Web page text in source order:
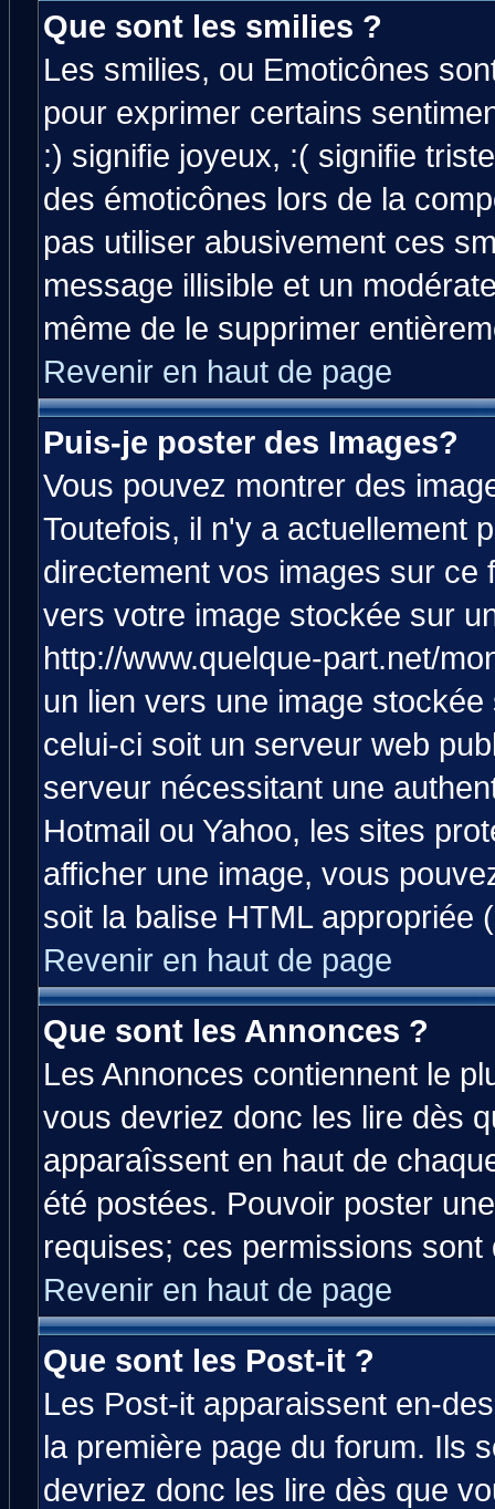
Que sont les smilies ?
Les smilies, ou Emoticônes
pour exprimer certains
:) signifie joyeux, :( signifie
des émoticônes lors de la
pas utiliser abusivement ces
message illisible et un
même de le supprimer
Revenir en haut de page
Puis-je poster des Images?
Vous pouvez montrer des
Toutefois, il n'y a actuellement
directement vos images sur ce
vers votre image stockée sur
http://www.quelque-part.net/
un lien vers une image
celui-ci soit un serveur web
serveur nécessitant une
Hotmail ou Yahoo, les sites
afficher une image, vous
soit la balise HTML appropriée
Revenir en haut de page
Que sont les Annonces ?
Les Annonces contiennent le
vous devriez donc les lire dès
apparaîssent en haut de
été postées. Pouvoir poster
requises; ces permissions
Revenir en haut de page
Que sont les Post-it ?
Les Post-it apparaissent en-
la première page du forum. Ils
devriez donc les lire dès que